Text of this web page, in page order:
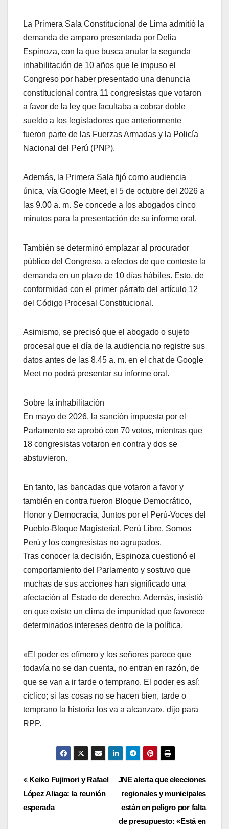
La Primera Sala Constitucional de Lima admitió la
demanda de amparo presentada por Delia
Espinoza, con la que busca anular la segunda
inhabilitación de 10 años que le impuso el
Congreso por haber presentado una denuncia
constitucional contra 11 congresistas que votaron
a favor de la ley que facultaba a cobrar doble
sueldo a los legisladores que anteriormente
fueron parte de las Fuerzas Armadas y la Policía
Nacional del Perú (PNP).
Además, la Primera Sala fijó como audiencia
única, vía Google Meet, el 5 de octubre del 2026 a
las 9.00 a. m. Se concede a los abogados cinco
minutos para la presentación de su informe oral.
También se determinó emplazar al procurador
público del Congreso, a efectos de que conteste la
demanda en un plazo de 10 días hábiles. Esto, de
conformidad con el primer párrafo del artículo 12
del Código Procesal Constitucional.
Asimismo, se precisó que el abogado o sujeto
procesal que el día de la audiencia no registre sus
datos antes de las 8.45 a. m. en el chat de Google
Meet no podrá presentar su informe oral.
Sobre la inhabilitación
En mayo de 2026, la sanción impuesta por el
Parlamento se aprobó con 70 votos, mientras que
18 congresistas votaron en contra y dos se
abstuvieron.
En tanto, las bancadas que votaron a favor y
también en contra fueron Bloque Democrático,
Honor y Democracia, Juntos por el Perú-Voces del
Pueblo-Bloque Magisterial, Perú Libre, Somos
Perú y los congresistas no agrupados.
Tras conocer la decisión, Espinoza cuestionó el
comportamiento del Parlamento y sostuvo que
muchas de sus acciones han significado una
afectación al Estado de derecho. Además, insistió
en que existe un clima de impunidad que favorece
determinados intereses dentro de la política.
«El poder es efímero y los señores parece que
todavía no se dan cuenta, no entran en razón, de
que se van a ir tarde o temprano. El poder es así:
cíclico; si las cosas no se hacen bien, tarde o
temprano la historia los va a alcanzar», dijo para
RPP.
Navegación
de
JNE alerta que elecciones
regionales y municipales
están en peligro por falta
de presupuesto: «Está en
Keiko Fujimori y Rafael
López Aliaga: la reunión
esperada